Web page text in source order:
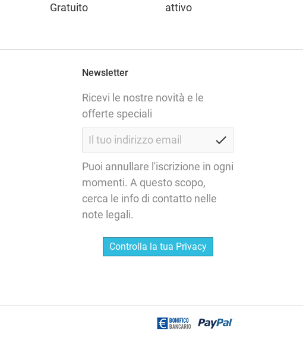
Gratuito
attivo
Newsletter
Ricevi le nostre novità e le
offerte speciali
check
Puoi annullare l'iscrizione in ogni
momenti. A questo scopo,
cerca le info di contatto nelle
note legali.
Controlla la tua Privacy